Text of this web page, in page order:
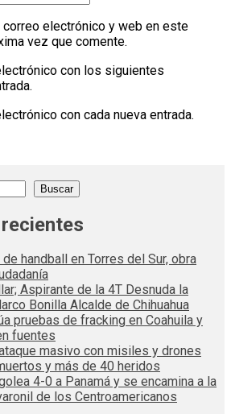
correo electrónico y web en este
vez que comente.
con los siguientes
con cada nueva entrada.
Buscar
de handball en Torres del Sur, obra
Aspirante de la 4T Desnuda la
Bonilla Alcalde de Chihuahua
pruebas de fracking en Coahuila y
fuentes
masivo con misiles y drones
y más de 40 heridos
4-0 a Panamá y se encamina a la
de los Centroamericanos